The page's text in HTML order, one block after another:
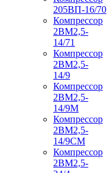
205ВП-16/70
Компрессор
2ВМ2,5-
14/71
Компрессор
2ВМ2,5-
14/9
Компрессор
2ВМ2,5-
14/9М
Компрессор
2ВМ2,5-
14/9СМ
Компрессор
2ВМ2,5-